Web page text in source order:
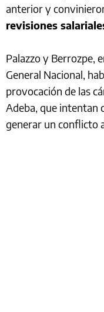
anterior y
revisiones
Palazzo y Berrozpe,
General Nacional,
provocación de las
Adeba, que intentan
generar un conflicto